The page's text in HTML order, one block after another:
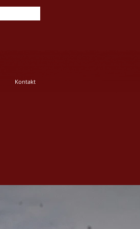
Kontakt
Zalecane